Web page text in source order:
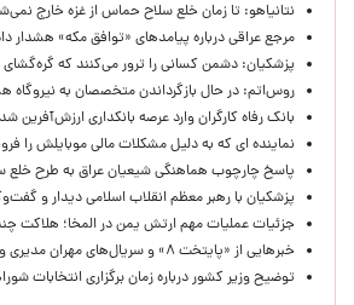
نتانیاهو: تا زمان خلع سلاح حماس از غزه خارج
مرجع عراقی درباره پیامدهای «توافق مکه» هشدار
پزشکیان: دشمن کسانی را ترور می‌کنند که
روس‌اتم: در حال بازگرداندن متخصصان به
بانک رفاه کارگران وارد عرصه بانکداری ارزش‌آفرین
نماینده ای که به دلیل مشکلات مالی موبایلش را
پاسخ چارچوب هماهنگی شیعیان عراق به طرح خلع
پزشکیان با رهبر معظم انقلاب اسلامی دیدار و
جزئیات عملیات مهم ارتش یمن در المخا؛ هلاکت
خبرهایی از «پایتخت ۸» و سریال‌های مهران مدیری و سعید آقاخانی
توضیح وزیر کشور درباره زمان برگزاری انتخابات